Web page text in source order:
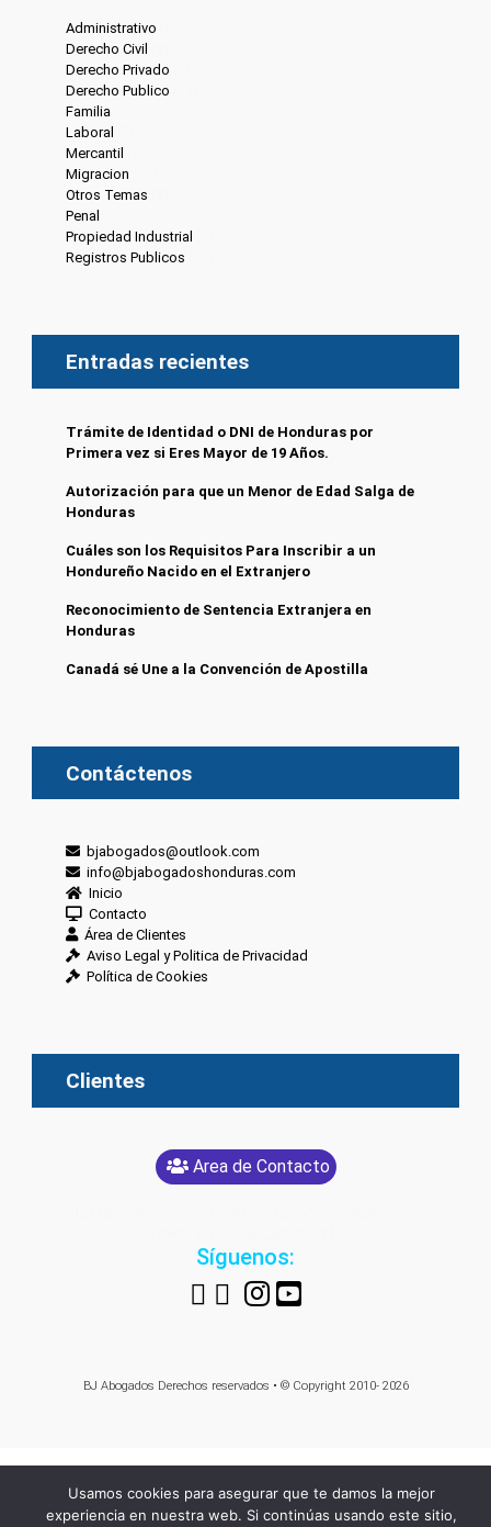
Administrativo
Derecho Civil
Derecho Privado
Derecho Publico
Familia
Laboral
Mercantil
Migracion
Otros Temas
Penal
Propiedad Industrial
Registros Publicos
Entradas recientes
Trámite de Identidad o DNI de Honduras por
Primera vez si Eres Mayor de 19 Años.
Autorización para que un Menor de Edad Salga de
Honduras
Cuáles son los Requisitos Para Inscribir a un
Hondureño Nacido en el Extranjero
Reconocimiento de Sentencia Extranjera en
Honduras
Canadá sé Une a la Convención de Apostilla
Contáctenos
bjabogados@outlook.com
info@bjabogadoshonduras.com
Inicio
Contacto
Área de Clientes
Aviso Legal y Politica de Privacidad
Política de Cookies
Clientes
Area de Contacto
Síguenos:
BJ Abogados Derechos reservados • © Copyright 2010- 2026
Usamos cookies para asegurar que te damos la mejor
experiencia en nuestra web. Si continúas usando este sitio,